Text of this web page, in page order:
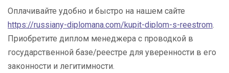
Оплачивайте удобно и быстро на нашем сайте
https://russiany-diplomana.com/kupit-diplom-s-reestrom.
Приобретите диплом менеджера с проводкой в
государственной базе/реестре для уверенности в его
законности и легитимности.